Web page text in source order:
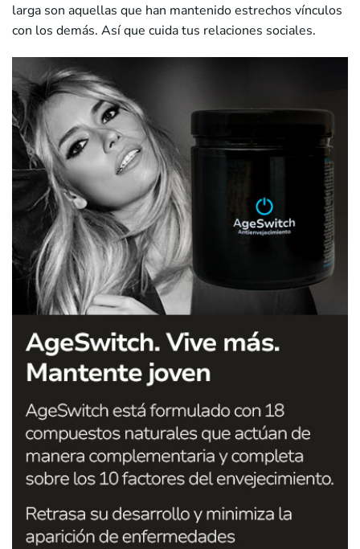
larga son aquellas que han mantenido estrechos vínculos
con los demás. Así que cuida tus relaciones sociales.